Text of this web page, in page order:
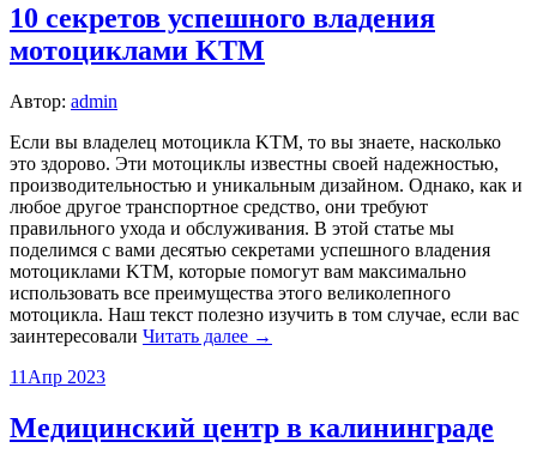
10 секретов успешного владения
мотоциклами KTM
Автор: admin
Если вы владелец мотоцикла KTM, то вы знаете, насколько
это здорово. Эти мотоциклы известны своей надежностью,
производительностью и уникальным дизайном. Однако, как и
любое другое транспортное средство, они требуют
правильного ухода и обслуживания. В этой статье мы
поделимся с вами десятью секретами успешного владения
мотоциклами KTM, которые помогут вам максимально
использовать все преимущества этого великолепного
мотоцикла. Наш текст полезно изучить в том случае, если вас
заинтересовали Читать далее →
11 Апр 2023
Медицинский центр в калининграде